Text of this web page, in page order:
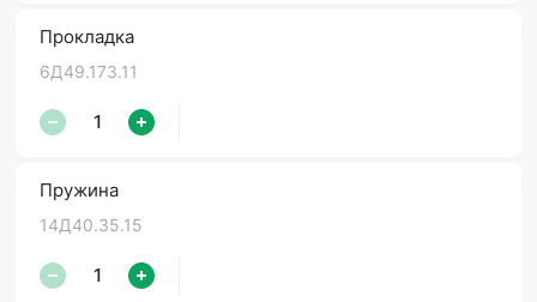
Прокладка
6Д49.173.11
Пружина
14Д40.35.15